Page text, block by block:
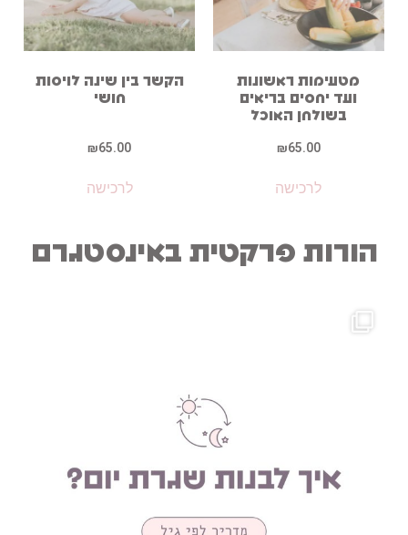
מטעימות ראשונות
ועד יחסים בריאים
בשולחן האוכל
₪65.00
לרכישה
הקשר בין שינה לויסות
חושי
₪65.00
לרכישה
הורות פרקטית באינסטגרם